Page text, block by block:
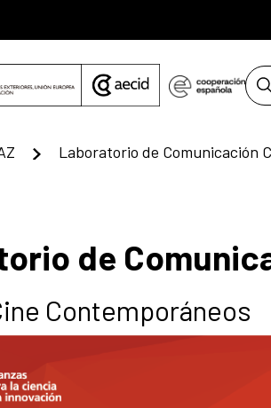
Laboratorio de Comunicación
de
Contemporáneos